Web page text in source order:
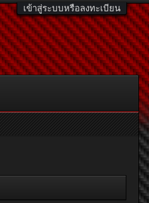
เข้าสู่ระบบหรือลงทะเบียน